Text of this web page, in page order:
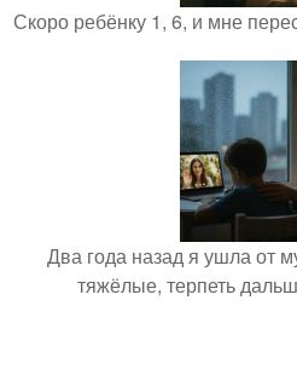
Скоро ребёнку 1, 6, и мне
Два года назад я ушла от
тяжёлые, терпеть